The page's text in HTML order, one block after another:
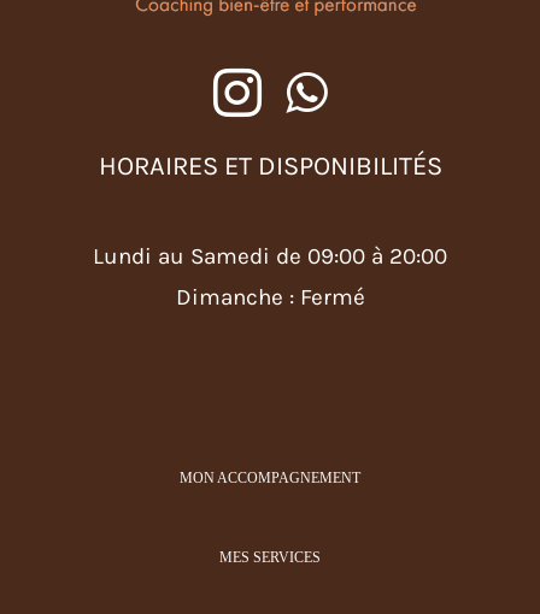
HORAIRES ET DISPONIBILITÉS
Lundi au Samedi de 09:00 à 20:00
Dimanche : Fermé
MON ACCOMPAGNEMENT
MES SERVICES